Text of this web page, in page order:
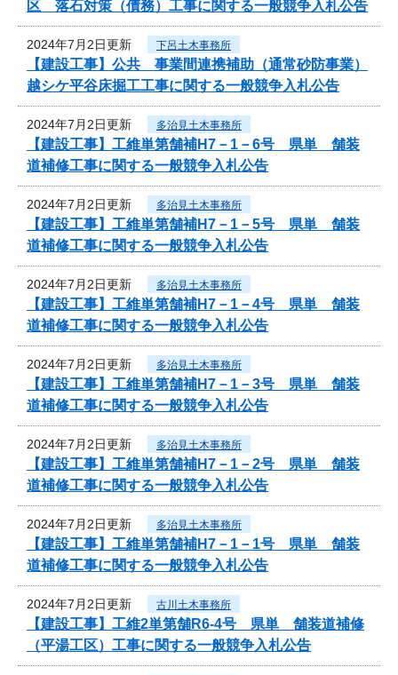
区 落石対策（債務）工事に関する一般競争入札公告
2024年7月2日更新 下呂土木事務所
【建設工事】公共 事業間連携補助（通常砂防事業）
越シケ平谷床掘工工事に関する一般競争入札公告
2024年7月2日更新 多治見土木事務所
【建設工事】工維単第舗補H7－1－6号 県単 舗装
道補修工事に関する一般競争入札公告
2024年7月2日更新 多治見土木事務所
【建設工事】工維単第舗補H7－1－5号 県単 舗装
道補修工事に関する一般競争入札公告
2024年7月2日更新 多治見土木事務所
【建設工事】工維単第舗補H7－1－4号 県単 舗装
道補修工事に関する一般競争入札公告
2024年7月2日更新 多治見土木事務所
【建設工事】工維単第舗補H7－1－3号 県単 舗装
道補修工事に関する一般競争入札公告
2024年7月2日更新 多治見土木事務所
【建設工事】工維単第舗補H7－1－2号 県単 舗装
道補修工事に関する一般競争入札公告
2024年7月2日更新 多治見土木事務所
【建設工事】工維単第舗補H7－1－1号 県単 舗装
道補修工事に関する一般競争入札公告
2024年7月2日更新 古川土木事務所
【建設工事】工維2単第舗R6-4号 県単 舗装道補修
（平湯工区）工事に関する一般競争入札公告